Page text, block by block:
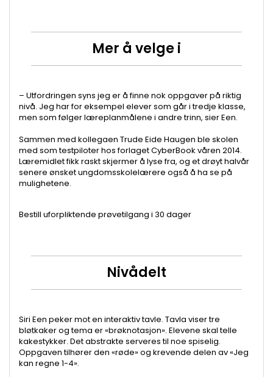
Mer å velge i
– Utfordringen syns jeg er å finne nok oppgaver på riktig
nivå. Jeg har for eksempel elever som går i tredje klasse,
men som følger læreplanmålene i andre trinn, sier Een.
Sammen med kollegaen Trude Eide Haugen ble skolen
med som testpiloter hos forlaget CyberBook våren 2014.
Læremidlet fikk raskt skjermer å lyse fra, og et drøyt halvår
senere ønsket ungdomsskolelærere også å ha se på
mulighetene.
Bestill uforpliktende prøvetilgang i 30 dager
Nivådelt
Siri Een peker mot en interaktiv tavle. Tavla viser tre
bløtkaker og tema er «brøknotasjon». Elevene skal telle
kakestykker. Det abstrakte serveres til noe spiselig.
Oppgaven tilhører den «røde» og krevende delen av «Jeg
kan regne 1-4».